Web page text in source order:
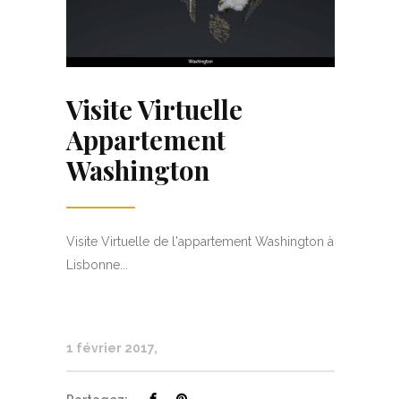
Visite Virtuelle
Appartement
Washington
Visite Virtuelle de l'appartement Washington à
Lisbonne...
1 février 2017